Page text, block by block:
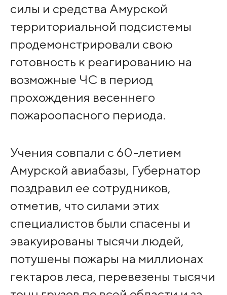
силы и средства Амурской
территориальной подсистемы
продемонстрировали свою
готовность к реагированию на
возможные ЧС в период
прохождения весеннего
пожароопасного периода.
Учения совпали с 60-летием
Амурской авиабазы, Губернатор
поздравил ее сотрудников,
отметив, что силами этих
специалистов были спасены и
эвакуированы тысячи людей,
потушены пожары на миллионах
гектаров леса, перевезены тысячи